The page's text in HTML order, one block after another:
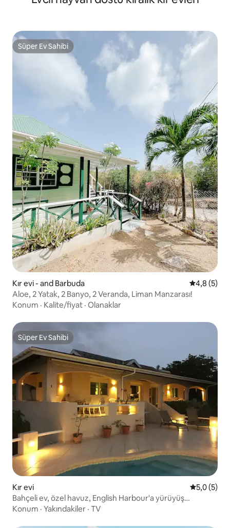
Süper Ev Sahibi
Süper Ev Sahibi
Kır evi - and Barbuda 54,8 (5)
Aloe, 2 Yatak, 2 Banyo, 2 Veranda, Liman Manzarası!
Konum · Kalite/fiyat · Olanaklar
Süper Ev Sahibi
Süper Ev Sahibi
Kır evi 55,0 (5)
Bahçeli ev, özel havuz, English Harbour'a yürüyüş
mesafesinde
Konum · Yakındakiler · TV